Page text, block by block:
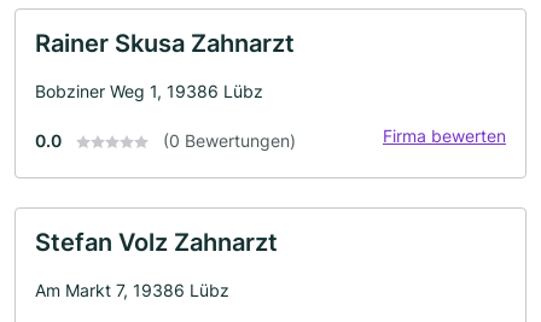
Rainer Skusa Zahnarzt
Bobziner Weg 1, 19386 Lübz
0.0 (0 Bewertungen) Firma bewerten
Stefan Volz Zahnarzt
Am Markt 7, 19386 Lübz